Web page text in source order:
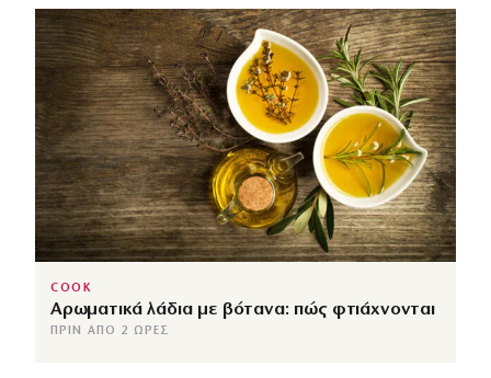
COOK
Αρωματικά λάδια με βότανα: πώς φτιάχνονται
ΠΡΙΝ ΑΠΌ 2 ΏΡΕΣ